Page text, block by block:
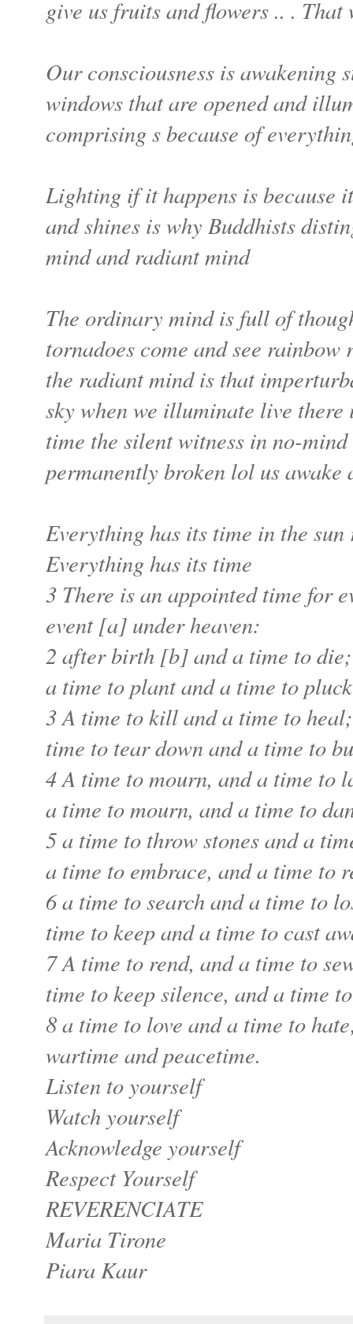
give us fruits and flowers .. . That
Our consciousness is awakening
windows that are opened and
comprising s because of
Lighting if it happens is because
and shines is why Buddhists
mind and radiant mind
The ordinary mind is full of
tornadoes come and see
the radiant mind is that
sky when we illuminate live
time the silent witness in no-
permanently broken lol us awake
Everything has its time in the
Everything has its time
3 There is an appointed time for
event [a] under heaven:
2 after birth [b] and a time to die;
a time to plant and a time to
3 A time to kill and a time to heal;
time to tear down and a time to
4 A time to mourn, and a time to
a time to mourn, and a time to
5 a time to throw stones and a
a time to embrace, and a time to
6 a time to search and a time to
time to keep and a time to cast
7 A time to rend, and a time to
time to keep silence, and a time
8 a time to love and a time to
wartime and peacetime.
Listen to yourself
Watch yourself
Acknowledge yourself
Respect Yourself
REVERENCIATE
Maria Tirone
Piara Kaur